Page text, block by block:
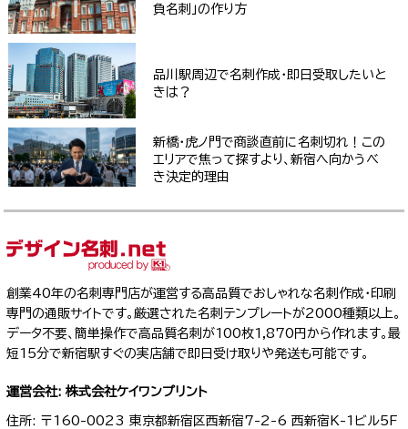
負名刺」の作り方
品川駅周辺で名刺作成・即日受取したいと
きは？
新橋・虎ノ門で商談直前に名刺切れ！この
エリアで焦って探すより、新宿へ向かうべ
き決定的理由
創業40年の名刺専門店が運営する高品質でおしゃれな名刺作成・印刷
専門の通販サイトです。厳選された名刺テンプレートが2000種類以上。
データ不要、簡単操作で高品質名刺が100枚1,870円から作れます。最
短15分で新宿駅すぐの実店舗で即日受け取りや発送も可能です。
運営会社: 株式会社ケイワンプリント
住所: 〒160-0023 東京都新宿区西新宿7-2-6 西新宿K-1ビル5F